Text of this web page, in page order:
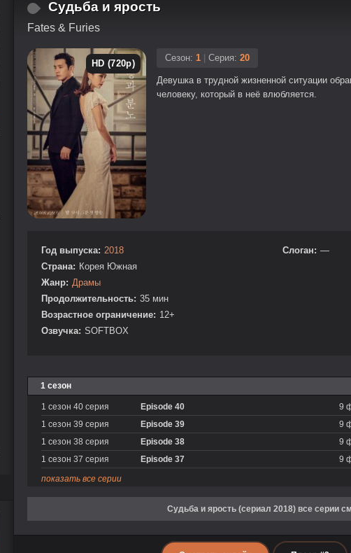
Судьба и ярость
Fates & Furies
HD (720p)
Сезон: 1 Серия: 20
Девушка в трудной жизненной ситуации
человеку, который в неё влюбляется.
Год выпуска: 2018
Страна: Корея Южная
Жанр: Драмы
Продолжительность: 35 мин
Возрастное ограничение: 12+
Озвучка: SOFTBOX
Слоган: —
1 сезон
1 сезон 40 серия Episode 40 9
1 сезон 39 серия
Episode 39 9
1 сезон 38 серия
Episode 38 9
1 сезон 37 серия
Episode 37 9
показать все серии
Судьба и ярость (сериал 2018) все серии